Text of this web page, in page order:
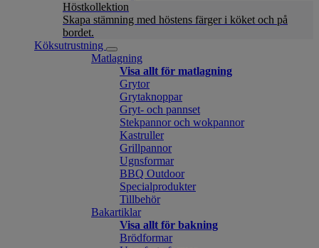
Höstkollektion
Skapa stämning med höstens färger i köket och på
bordet.
Köksutrustning
Matlagning
Visa allt för matlagning
Grytor
Grytaknoppar
Gryt- och pannset
Stekpannor och wokpannor
Kastruller
Grillpannor
Ugnsformar
BBQ Outdoor
Specialprodukter
Tillbehör
Bakartiklar
Visa allt för bakning
Brödformar